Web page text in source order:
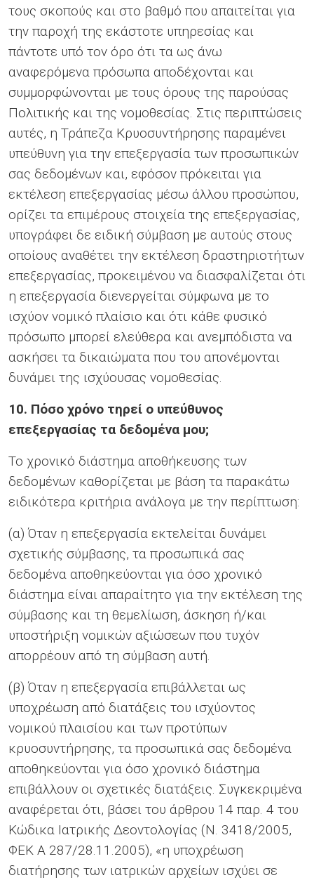
τους σκοπούς και στο βαθμό που απαιτείται για
την παροχή της εκάστοτε υπηρεσίας και
πάντοτε υπό τον όρο ότι τα ως άνω
αναφερόμενα πρόσωπα αποδέχονται και
συμμορφώνονται με τους όρους της παρούσας
Πολιτικής και της νομοθεσίας. Στις περιπτώσεις
αυτές, η Τράπεζα Κρυοσυντήρησης παραμένει
υπεύθυνη για την επεξεργασία των προσωπικών
σας δεδομένων και, εφόσον πρόκειται για
εκτέλεση επεξεργασίας μέσω άλλου προσώπου,
ορίζει τα επιμέρους στοιχεία της επεξεργασίας,
υπογράφει δε ειδική σύμβαση με αυτούς στους
οποίους αναθέτει την εκτέλεση δραστηριοτήτων
επεξεργασίας, προκειμένου να διασφαλίζεται ότι
η επεξεργασία διενεργείται σύμφωνα με το
ισχύον νομικό πλαίσιο και ότι κάθε φυσικό
πρόσωπο μπορεί ελεύθερα και ανεμπόδιστα να
ασκήσει τα δικαιώματα που του απονέμονται
δυνάμει της ισχύουσας νομοθεσίας.
10. Πόσο χρόνο τηρεί ο υπεύθυνος
επεξεργασίας τα δεδομένα μου;
Το χρονικό διάστημα αποθήκευσης των
δεδομένων καθορίζεται με βάση τα παρακάτω
ειδικότερα κριτήρια ανάλογα με την περίπτωση:
(α) Όταν η επεξεργασία εκτελείται δυνάμει
σχετικής σύμβασης, τα προσωπικά σας
δεδομένα αποθηκεύονται για όσο χρονικό
διάστημα είναι απαραίτητο για την εκτέλεση της
σύμβασης και τη θεμελίωση, άσκηση ή/και
υποστήριξη νομικών αξιώσεων που τυχόν
απορρέουν από τη σύμβαση αυτή.
(β) Όταν η επεξεργασία επιβάλλεται ως
υποχρέωση από διατάξεις του ισχύοντος
νομικού πλαισίου και των προτύπων
κρυοσυντήρησης, τα προσωπικά σας δεδομένα
αποθηκεύονται για όσο χρονικό διάστημα
επιβάλλουν οι σχετικές διατάξεις. Συγκεκριμένα
αναφέρεται ότι, βάσει του άρθρου 14 παρ. 4 του
Κώδικα Ιατρικής Δεοντολογίας (Ν. 3418/2005,
ΦΕΚ Α 287/28.11.2005), «η υποχρέωση
διατήρησης των ιατρικών αρχείων ισχύει σε